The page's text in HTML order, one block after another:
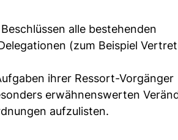
alle bestehenden
(zum Beispiel
ihrer Ressort-Vorgänger
erwähnenswerten
aufzulisten.